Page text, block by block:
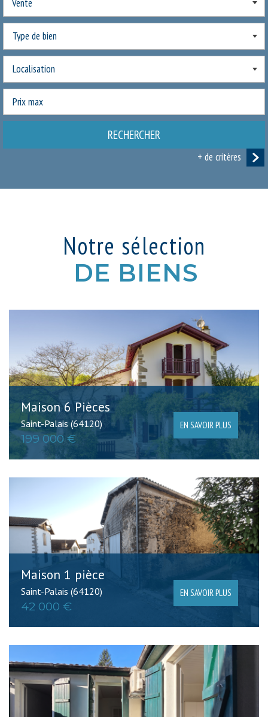
Vente
Critères supplémentaires
Piscine Parking Terrasse
RECHERCHER
+ de critères
Notre sélection
DE BIENS
Maison 6 Pièces
Saint-Palais (64120)
199 000 €
EN SAVOIR PLUS
Maison 1 pièce
Saint-Palais (64120)
42 000 €
EN SAVOIR PLUS